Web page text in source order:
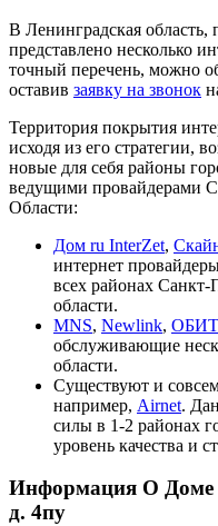
В Ленинградская область,
представлено несколько
точный перечень, можно
оставив заявку на звонок
Территория покрытия
исходя из его стратегии,
новые для себя районы
ведущими провайдерами
Области:
Дом ru InterZet,
интернет
всех районах Санкт-
области.
MNS, Newlink, ОБИТ
обслуживающие
области.
Существуют и
например, Airnet.
силы в 1-2 районах
уровень качества и
Информация О Доме
д. 4пу